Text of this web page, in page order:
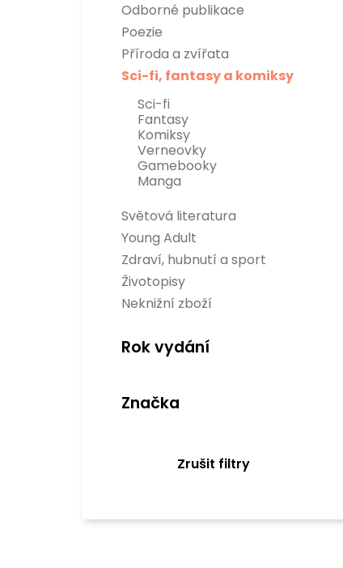
Odborné publikace
Esoterika a duchovní svět
Dítě, rodina a vztahy
Encyklopedie
Hobby
Osobnosti
Rozvoj osobnosti
Business a management
Populárně naučné
Historie
Poezie
Příroda a zvířata
Sci-fi, fantasy a komiksy
Sci-fi
Fantasy
Komiksy
Verneovky
Gamebooky
Manga
Světová literatura
Divadelní hry
Světová beletrie
Young Adult
Zdraví, hubnutí a sport
Sport
Zdraví a hubnutí
Životopisy
Neknižní zboží
Rok vydání
Značka
Zrušit filtry